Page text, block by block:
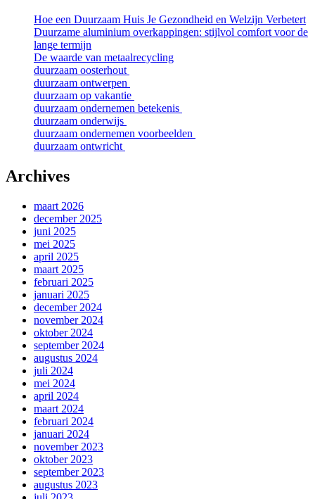
Hoe een Duurzaam Huis Je Gezondheid en Welzijn Verbetert
Duurzame aluminium overkappingen: stijlvol comfort voor de
lange termijn
De waarde van metaalrecycling
duurzaam oosterhout
duurzaam ontwerpen
duurzaam op vakantie
duurzaam ondernemen betekenis
duurzaam onderwijs
duurzaam ondernemen voorbeelden
duurzaam ontwricht
Archives
maart 2026
december 2025
juni 2025
mei 2025
april 2025
maart 2025
februari 2025
januari 2025
december 2024
november 2024
oktober 2024
september 2024
augustus 2024
juli 2024
mei 2024
april 2024
maart 2024
februari 2024
januari 2024
november 2023
oktober 2023
september 2023
augustus 2023